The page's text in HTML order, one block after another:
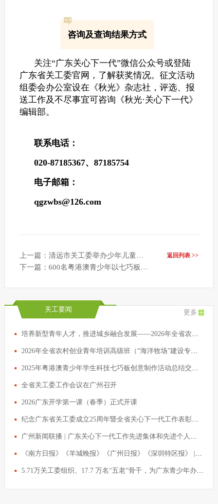
咨询及查询结果方式
关注“广东关心下一代”微信公众号或登陆
广东省关工委官网，了解获奖情况。征文活动
组委会办公室设在《秋光》杂志社，评选、报
送工作及不尽事宜可咨询《秋光·关心下一代》
编辑部。
联系电话：
020-87185367、87185754
电子邮箱：
qgzwbs@126.com
返回列表 >>
上一篇：清远市关工委举办少年儿童践行社会主义核心价值观主题征文写作辅导活动
下一篇：600名粤港澳青少年以七巧板搭起科技交流桥梁
关工要闻 更多
培养新型青年人才，推进城乡融合发展——2026年全省农村创业青年培训高级班在清远开班
2026年全省农村创业青年培训高级班（“海洋牧场”建设专题）开班
2025年粤港澳青少年学生科技七巧板创意制作活动总结交流会议在穗举行
全省关工委工作会议在广州召开
2026广东开学第一课（春季）正式开课
纪念广东省关工委成立25周年暨全省关心下一代工作表彰会议召开 黄坤明会见受表彰代表
广州新闻联播 | 广东关心下一代工作先进集体和先进个人获表彰
《南方日报》《羊城晚报》《广州日报》《深圳特区报》 | 纪念广东省关工委成立25周年暨全省关心下一代工作表彰会议召开 黄坤明会见受表彰代表
5.71万关工委组织、17.7 万名“五老”骨干，为广东青少年办实事！